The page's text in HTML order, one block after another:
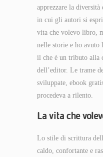
apprezzare la
in cui gli autori si
vita che volevo libro,
nelle storie e ho avuto
il che è un tributo alla
dell’editor. Le trame
sviluppate, ebook
procedeva a rilento.
La vita che
Lo stile di scrittura
caldo, confortante e